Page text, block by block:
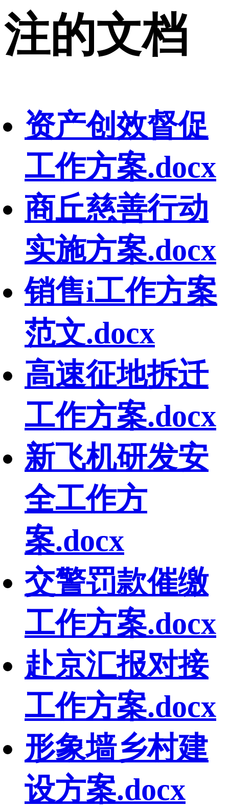
注的文档
资产创效督促
工作方案.docx
商丘慈善行动
实施方案.docx
销售i工作方案
范文.docx
高速征地拆迁
工作方案.docx
新飞机研发安
全工作方
案.docx
交警罚款催缴
工作方案.docx
赴京汇报对接
工作方案.docx
形象墙乡村建
设方案.docx